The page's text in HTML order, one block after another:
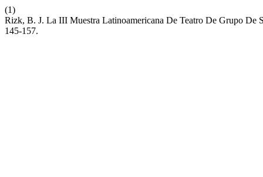
(1)
Rizk, B. J. La III Muestra Latinoamericana De Teatro De Grupo
145-157.